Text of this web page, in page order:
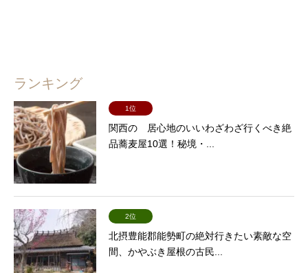
ランキング
1位
関西の 居心地のいいわざわざ行くべき絶
品蕎麦屋10選！秘境・...
2位
北摂豊能郡能勢町の絶対行きたい素敵な空
間、かやぶき屋根の古民...